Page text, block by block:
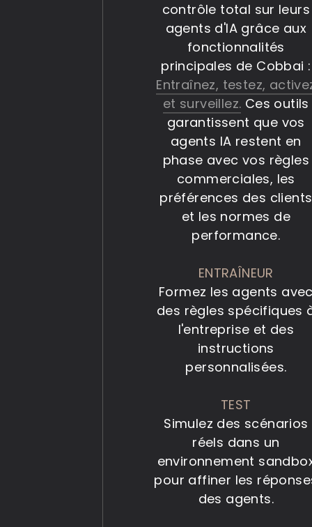
contrôle total sur leurs
agents d'IA grâce aux
fonctionnalités
principales de Cobbai :
Entraînez, testez,
et surveillez. Ces outils
garantissent que vos
agents IA restent en
phase avec vos règles
commerciales, les
préférences des clients
et les normes de
performance.
ENTRAÎNEUR
Formez les agents
des règles spécifiques
l'entreprise et des
instructions
personnalisées.
TEST
Simulez des scénarios
réels dans un
environnement
pour affiner les
des agents.